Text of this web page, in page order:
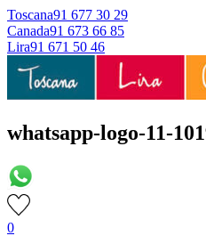
Toscana91 677 30 29
Canada91 673 66 85
Lira91 671 50 46
whatsapp-logo-11-
0